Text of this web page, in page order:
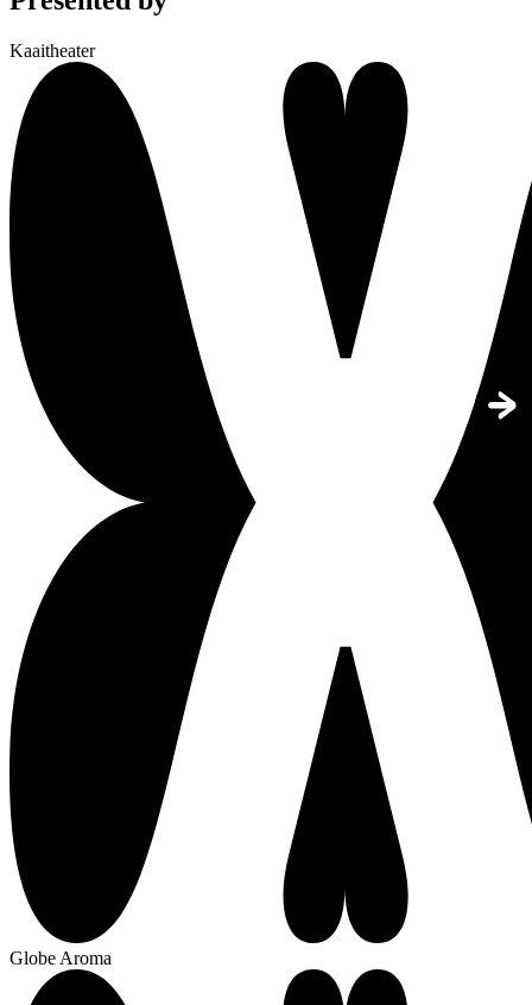
Kaaitheater
Globe Aroma